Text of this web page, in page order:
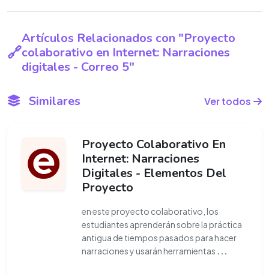
Artículos Relacionados con "Proyecto
colaborativo en Internet: Narraciones
digitales - Correo 5"
Similares Ver todos
Proyecto Colaborativo En
Internet: Narraciones
Digitales - Elementos Del
Proyecto
en este proyecto colaborativo, los
estudiantes aprenderán sobre la práctica
antigua de tiempos pasados para hacer
narraciones y usarán herramientas ...